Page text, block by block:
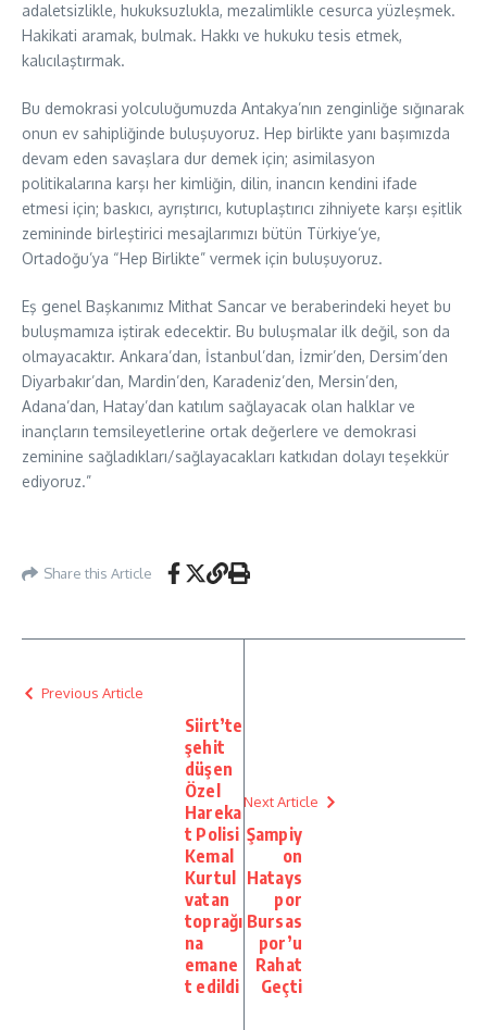
adaletsizlikle, hukuksuzlukla, mezalimlikle cesurca yüzleşmek.
Hakikati aramak, bulmak. Hakkı ve hukuku tesis etmek,
kalıcılaştırmak.
Bu demokrasi yolculuğumuzda Antakya’nın zenginliğe sığınarak
onun ev sahipliğinde buluşuyoruz. Hep birlikte yanı başımızda
devam eden savaşlara dur demek için; asimilasyon
politikalarına karşı her kimliğin, dilin, inancın kendini ifade
etmesi için; baskıcı, ayrıştırıcı, kutuplaştırıcı zihniyete karşı eşitlik
zemininde birleştirici mesajlarımızı bütün Türkiye’ye,
Ortadoğu’ya “Hep Birlikte” vermek için buluşuyoruz.
Eş genel Başkanımız Mithat Sancar ve beraberindeki heyet bu
buluşmamıza iştirak edecektir. Bu buluşmalar ilk değil, son da
olmayacaktır. Ankara’dan, İstanbul’dan, İzmir’den, Dersim’den
Diyarbakır’dan, Mardin’den, Karadeniz’den, Mersin’den,
Adana’dan, Hatay’dan katılım sağlayacak olan halklar ve
inançların temsileyetlerine ortak değerlere ve demokrasi
zeminine sağladıkları/sağlayacakları katkıdan dolayı teşekkür
ediyoruz.”
Share this Article
Previous Article
Siirt’te
şehit
düşen
Özel
Hareka
t Polisi
Kemal
Kurtul
vatan
toprağı
na
emane
t edildi
Next Article
Şampiy
on
Hatays
por
Bursas
por’u
Rahat
Geçti